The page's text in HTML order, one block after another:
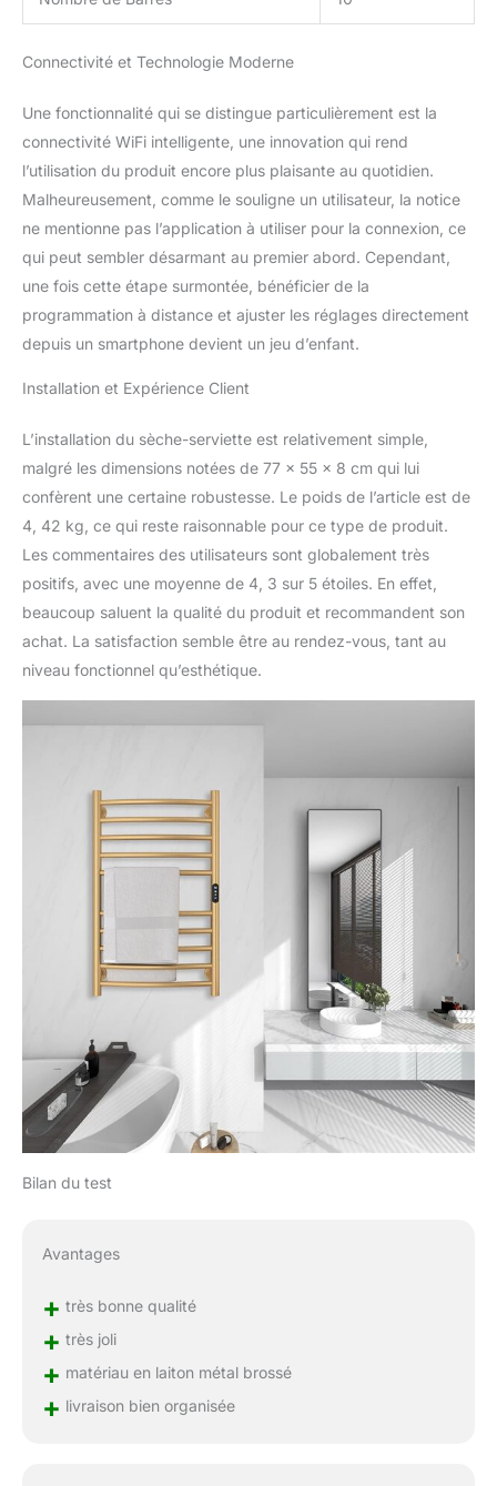
l'application mobile,
allumez ou éteignez le
n'importe où dans le
monde via votre
téléphone 【Économie
d'énergie à économie
d'énergie】Chauffage
électrique L'utilisation de
la technologie de
chauffage en fibre de
carbone, chauffant
uniformément et
rapidement, permet
% d'énergie par rapport à
de chauffage par
injection d'eau. Chauffe-
serviettes La puissance
économie d'énergie et
performances élevées
【Sèche-Serviettes
Chauffant
Multifonction】La
disposition unique de 10
barres maximise
l'efficacité de l'espace.
Que ce soit dans un spa,
chauffage idéale,
pouvant accueillir plus de
serviettes tout en
économisant de
l'espace. Si vous avez
des questions, n'hésitez
pas à nous contacter,
nous vous répondrons
dans les 24 heures
Connectivité et Technologie Moderne
Une fonctionnalité qui se distingue particulièrement est la
connectivité WiFi intelligente, une innovation qui rend
l’utilisation du produit encore plus plaisante au quotidien.
Malheureusement, comme le souligne un utilisateur, la notice
ne mentionne pas l’application à utiliser pour la connexion, ce
qui peut sembler désarmant au premier abord. Cependant,
une fois cette étape surmontée, bénéficier de la
programmation à distance et ajuster les réglages directement
depuis un smartphone devient un jeu d’enfant.
Installation et Expérience Client
L’installation du sèche-serviette est relativement simple,
malgré les dimensions notées de 77 x 55 x 8 cm qui lui
confèrent une certaine robustesse. Le poids de l’article est de
4, 42 kg, ce qui reste raisonnable pour ce type de produit.
Les commentaires des utilisateurs sont globalement très
positifs, avec une moyenne de 4, 3 sur 5 étoiles. En effet,
beaucoup saluent la qualité du produit et recommandent son
achat. La satisfaction semble être au rendez-vous, tant au
niveau fonctionnel qu’esthétique.
Bilan du test
Avantages
+ très bonne qualité
+ très joli
+ matériau en laiton métal brossé
+ livraison bien organisée